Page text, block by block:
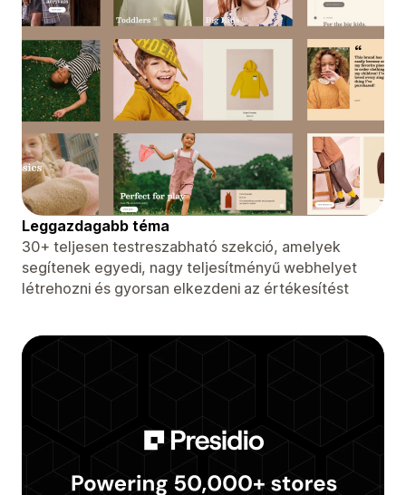
Leggazdagabb téma
30+ teljesen testreszabható szekció, amelyek
segítenek egyedi, nagy teljesítményű webhelyet
létrehozni és gyorsan elkezdeni az értékesítést